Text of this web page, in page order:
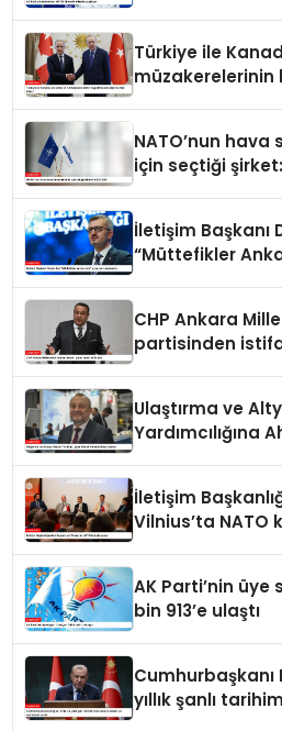
Türkiye ile
müzakerelerinin
NATO’nun
için seçtiği şirket:
İletişim Başkanı
“Müttefikler
CHP Ankara
partisinden
Ulaştırma ve
Yardımcılığına
İletişim
Vilnius’ta NATO
AK Parti’nin üye
bin 913’e ulaştı
Cumhurbaşkanı
yıllık şanlı